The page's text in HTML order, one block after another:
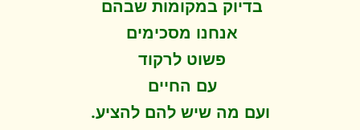
בדיוק במקומות שבהם
אנחנו מסכימים
פשוט לרקוד
עם החיים
ועם מה שיש להם להציע.